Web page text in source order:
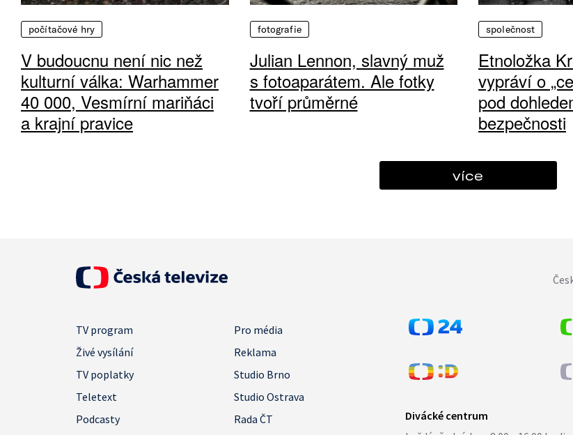
počítačové hry
V budoucnu není nic než
kulturní válka: Warhammer
40 000, Vesmírní mariňáci
a krajní pravice
fotografie
Julian Lennon, slavný muž
s fotoaparátem. Ale fotky
tvoří průměrné
společnost
Etnoložka
vypráví o
pod
bezpečnosti
více
TV program
Pro média
Živé vysílání
Reklama
TV poplatky
Studio Brno
Teletext
Studio Ostrava
Podcasty
Rada ČT